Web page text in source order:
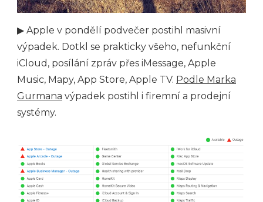
▶ Apple v pondělí podvečer postihl masivní
výpadek. Dotkl se prakticky všeho, nefunkční
iCloud, posílání zpráv přes iMessage, Apple
Music, Mapy, App Store, Apple TV. Podle Marka
Gurmana výpadek postihl i firemní a prodejní
systémy.